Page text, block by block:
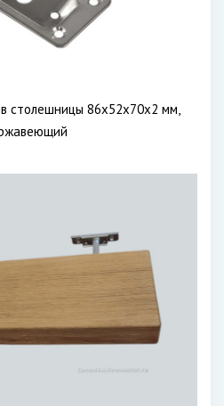
столешницы 86х52х70х2 мм,